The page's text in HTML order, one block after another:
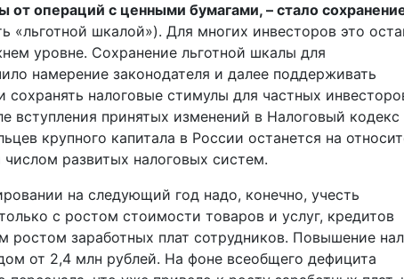
операций с ценными бумагами, – стало
«льготной шкалой»). Для многих инвесторов это
уровне. Сохранение льготной шкалы для
намерение законодателя и далее поддерживать
налоговые стимулы для частных
вступления принятых изменений в Налоговый кодекс
крупного капитала в России останется на
развитых налоговых систем.
на следующий год надо, конечно, учесть
с ростом стоимос­ти товаров и услуг, кредитов
заработных плат сотрудников. Повышение
от 2,4 млн руб­лей. На фоне всеобщего дефицита